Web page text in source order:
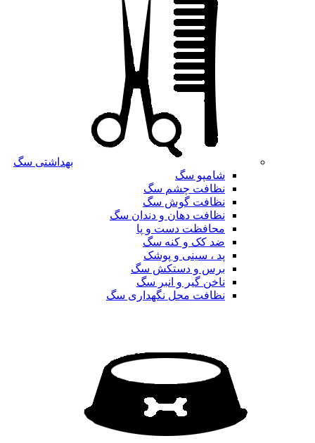
بهداشتی سگ
شامپو سگ
نظافت چشم سگ
نظافت گوش سگ
نظافت دهان و دندان سگ
محافظت دست و پا
ضد کک و کنه سگ
پد ، سینی و پوشک
برس و دستکش سگ
ناخن گیر و انبر سگ
نظافت محل نگهداری سگ